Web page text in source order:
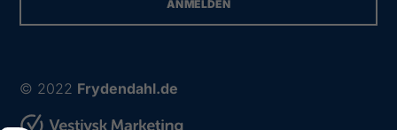
© 2022 Frydendahl.de